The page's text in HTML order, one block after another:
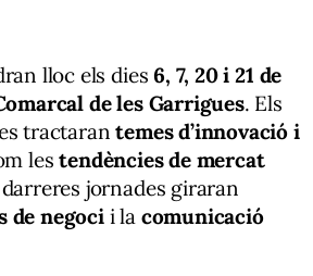
lloc els dies6, 7, 20 i 21 de
de les Garrigues. Els
tractarantemes d’innovació i
lestendències de mercat
jornades giraran
de negoci i la comunicació